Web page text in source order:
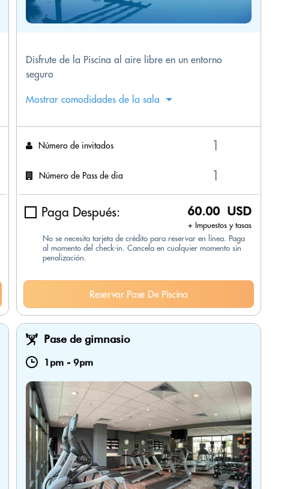
Disfrute de la Piscina al aire libre en un entorno
seguro
Mostrar comodidades de la sala
Número de invitados
Número de Pass de dia
Paga Después: 60.00 USD
+ Impuestos y tasas
No se necesita tarjeta de crédito para reservar en línea. Paga
al momento del check-in. Cancela en cualquier momento sin
penalización.
Reservar Pase De Piscina
Pase de gimnasio
1pm - 9pm